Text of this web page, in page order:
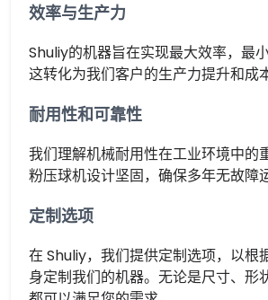
效率与生产力
Shuliy的机器旨在实现最大效率，最
这转化为我们客户的生产力提升和成
耐用性和可靠性
我们理解机械耐用性在工业环境中的
粉压球机设计坚固，确保多年无故障
定制选项
在 Shuliy，我们提供定制选项，以根
身定制我们的机器。无论是尺寸、形